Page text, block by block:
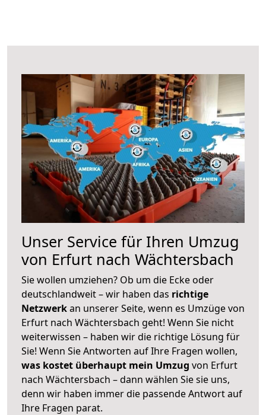
Unser Service für Ihren Umzug
von Erfurt nach Wächtersbach
Sie wollen umziehen? Ob um die Ecke oder
deutschlandweit – wir haben das richtige
Netzwerkan unserer Seite, wenn es Umzüge von
Erfurt nach Wächtersbach geht! Wenn Sie nicht
weiterwissen – haben wir die richtige Lösung für
Sie! Wenn Sie Antworten auf Ihre Fragen wollen,
was kostet überhaupt mein Umzug von Erfurt
nach Wächtersbach – dann wählen Sie sie uns,
denn wir haben immer die passende Antwort auf
Ihre Fragen parat.